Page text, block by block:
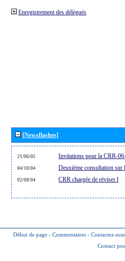
Enregistrement des délégués
[Newsflashes]
21/06/05 Invitations pour la CRR-06-
04/10/04 Deuxième consultation
02/08/04 CRR chargée de réviser l
Début de page - Commentaires - Contactez-
Contact